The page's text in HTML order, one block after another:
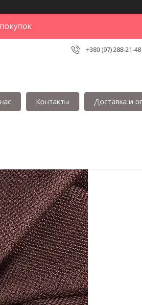
+380 (97) 288-21-48
Контакты Доставка и